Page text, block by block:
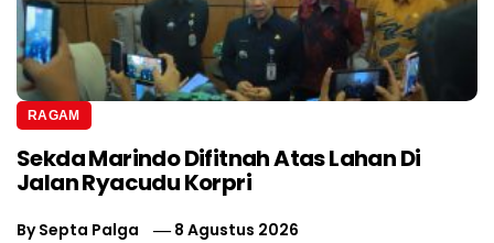
RAGAM
Sekda Marindo Difitnah Atas Lahan Di
Jalan Ryacudu Korpri
BySepta Palga 8 Agustus 2026